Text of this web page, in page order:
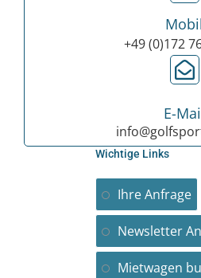
Mobil
+49 (0)172
E-
Wichtige Links
Ihre Anfrage
Newsletter
Mietwagen